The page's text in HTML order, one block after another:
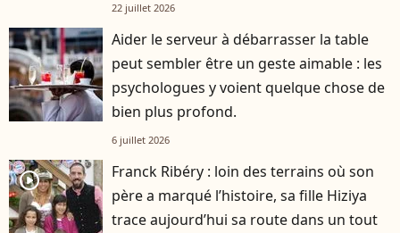
22 juillet 2026
Aider le serveur à débarrasser la table
peut sembler être un geste aimable : les
psychologues y voient quelque chose de
bien plus profond.
6 juillet 2026
player2
Franck Ribéry : loin des terrains où son
père a marqué l’histoire, sa fille Hiziya
trace aujourd’hui sa route dans un tout